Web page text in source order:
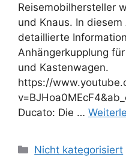
Reisemobilhersteller
und Knaus. In
detaillierte
Anhängerkupplung
und Kastenwagen.
https://
Ducato: Die …
Kategorien
Nicht kategorisiert